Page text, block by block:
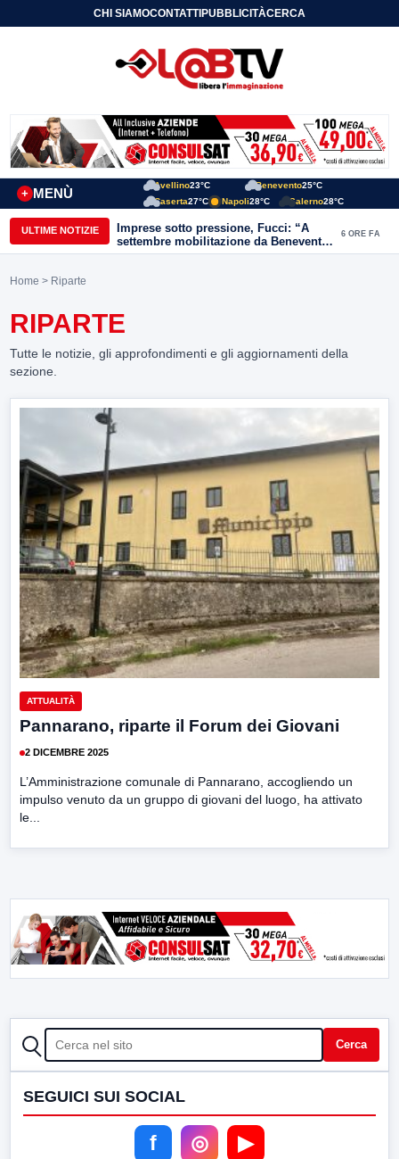
CHI SIAMOCONTATTIPUBBLICITÀCERCA
MENÙ
+
Avellino23°C Benevento25°C
Caserta27°C Napoli28°C Salerno28°C
ULTIME NOTIZIE
Imprese sotto pressione, Fucci: “A
settembre mobilitazione da Benevento
e Avellino”
6 ORE FA
Home > Riparte
RIPARTE
Tutte le notizie, gli approfondimenti e gli aggiornamenti della
sezione.
ATTUALITÀ
Pannarano, riparte il Forum dei Giovani
2 DICEMBRE 2025
L’Amministrazione comunale di Pannarano, accogliendo un
impulso venuto da un gruppo di giovani del luogo, ha attivato
le...
CERCA Cerca
SEGUICI SUI SOCIAL
f ◎ ▶